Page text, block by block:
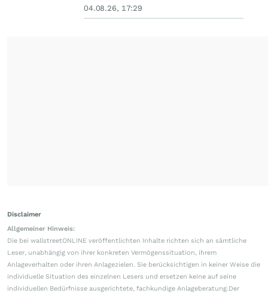
04.08.26, 17:29
Disclaimer
Allgemeiner Hinweis:
Die bei wallstreetONLINE veröffentlichten Inhalte richten sich an sämtliche
Leser, unabhängig von ihrer konkreten Vermögenssituation, ihrem
Anlageverhalten oder ihren Anlagezielen. Sie berücksichtigen in keiner Weise die
individuelle Situation des einzelnen Lesers und ersetzen keine auf seine
individuellen Bedürfnisse ausgerichtete, fachkundige Anlageberatung.Der